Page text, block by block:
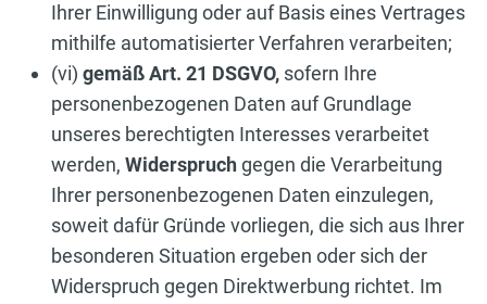
Ihrer Einwilligung oder auf Basis eines Vertrages
mithilfe automatisierter Verfahren verarbeiten;
(vi) gemäß Art. 21 DSGVO, sofern Ihre
personenbezogenen Daten auf Grundlage
unseres berechtigten Interesses verarbeitet
werden, Widerspruchgegen die Verarbeitung
Ihrer personenbezogenen Daten einzulegen,
soweit dafür Gründe vorliegen, die sich aus Ihrer
besonderen Situation ergeben oder sich der
Widerspruch gegen Direktwerbung richtet. Im